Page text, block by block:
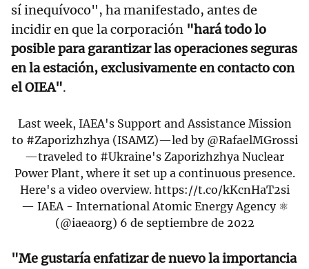
sí inequívoco", ha manifestado, antes de
incidir en que la corporación "hará todo lo
posible para garantizar las operaciones seguras
en la estación, exclusivamente en contacto con
el OIEA".
Last week, IAEA's Support and Assistance Mission
to #Zaporizhzhya(ISAMZ)—led by @RafaelMGrossi
—traveled to #Ukraine's Zaporizhzhya Nuclear
Power Plant, where it set up a continuous presence.
Here's a video overview. https://t.co/kKcnHaT2si
— IAEA - International Atomic Energy Agency ⚛️
(@iaeaorg) 6 de septiembre de 2022
"Me gustaría enfatizar de nuevo la importancia